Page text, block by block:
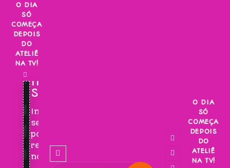
Skip
content
O DIA
SÓ
COMEÇA
DEPOIS
DO
ATELIÊ
NA TV!
INSCREVA-
SE!
Inscreva-
se
para
receber
novidades!
O DIA
SÓ
COMEÇA
DEPOIS
DO
ATELIÊ
NA TV!